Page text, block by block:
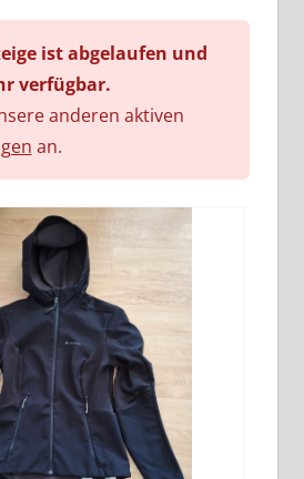
ist abgelaufen und
verfügbar.
anderen aktiven
an.